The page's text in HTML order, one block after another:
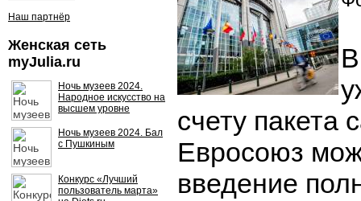
Наш партнёр
Женская сеть
myJulia.ru
Ночь музеев 2024.
Народное искусство на
высшем уровне
Ночь музеев 2024. Бал
с Пушкиным
Конкурс «Лучший
пользователь марта»
счету пакета
Евросоюз
введение